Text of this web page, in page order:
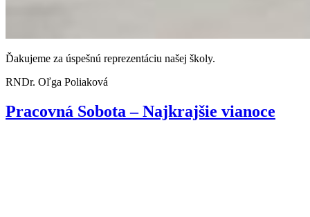
Ďakujeme za úspešnú reprezentáciu našej školy.
RNDr. Oľga Poliaková
Pracovná Sobota – Najkrajšie vianoce